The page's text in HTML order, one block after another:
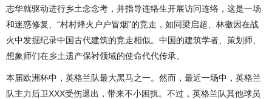
志华就驱动进行乡土念念考，并指导连络生开展访问连络，这是一场
和迷惑修复、“村村烽火户户冒烟”的竞走，如同梁启超、林徽因在战
火中发掘纪录中国古代建筑的竞走相似。中国的建筑学者、策划师、
想象师们在乡土遗产保衬领域的使命代代传承。
本届欧洲杯中，英格兰队最大黑马之一。然而，最近一场中，英格兰
队主力后卫XXX受伤退出，带来不小困扰。不过，英格兰队其他球员